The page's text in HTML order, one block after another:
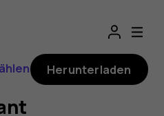
Herunterladen